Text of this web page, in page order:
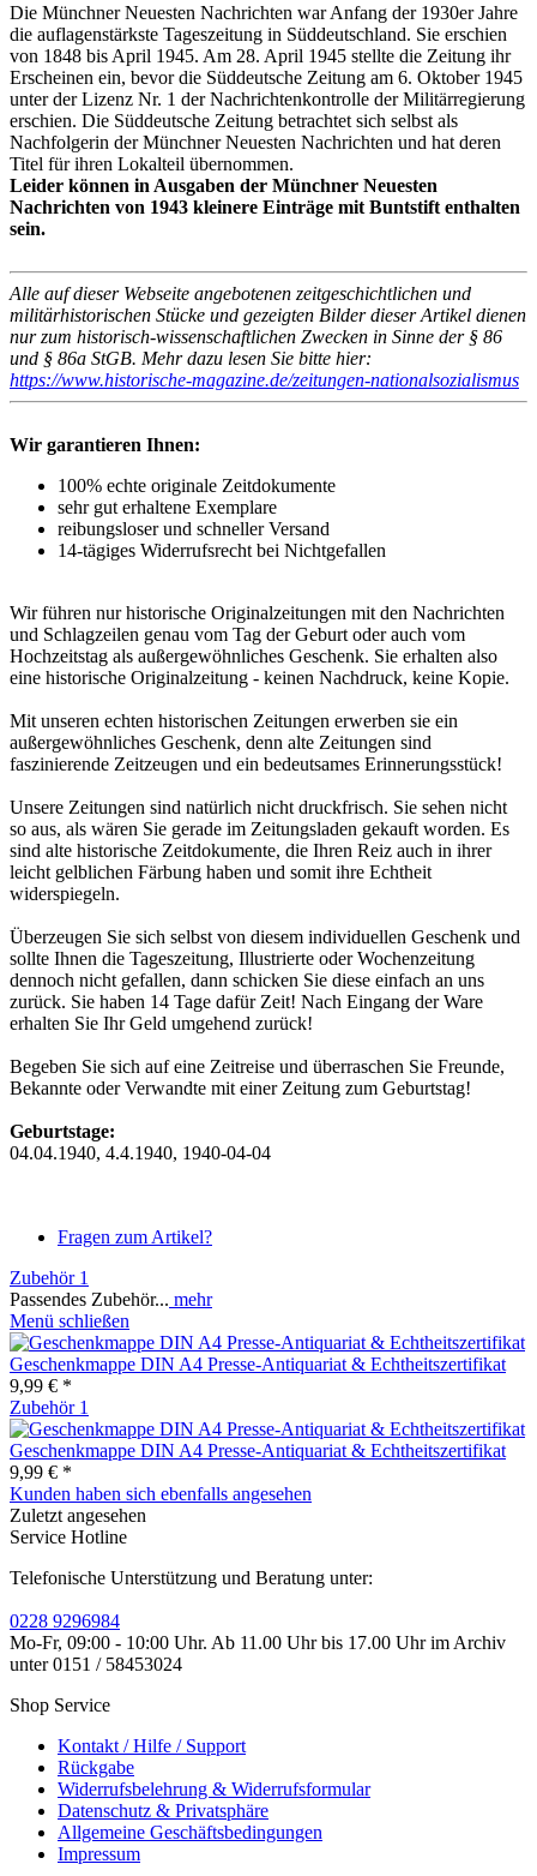
Die Münchner Neuesten Nachrichten war Anfang der 1930er Jahre
die auflagenstärkste Tageszeitung in Süddeutschland. Sie erschien
von 1848 bis April 1945. Am 28. April 1945 stellte die Zeitung ihr
Erscheinen ein, bevor die Süddeutsche Zeitung am 6. Oktober 1945
unter der Lizenz Nr. 1 der Nachrichtenkontrolle der Militärregierung
erschien. Die Süddeutsche Zeitung betrachtet sich selbst als
Nachfolgerin der Münchner Neuesten Nachrichten und hat deren
Titel für ihren Lokalteil übernommen.
Leider können in Ausgaben der Münchner Neuesten
Nachrichten von 1943 kleinere Einträge mit Buntstift enthalten
sein.
Alle auf dieser Webseite angebotenen zeitgeschichtlichen und
militärhistorischen Stücke und gezeigten Bilder dieser Artikel dienen
nur zum historisch-wissenschaftlichen Zwecken in Sinne der § 86
und § 86a StGB. Mehr dazu lesen Sie bitte hier:
https://www.historische-magazine.de/zeitungen-nationalsozialismus
Wir garantieren Ihnen:
100% echte originale Zeitdokumente
sehr gut erhaltene Exemplare
reibungsloser und schneller Versand
14-tägiges Widerrufsrecht bei Nichtgefallen
Wir führen nur historische Originalzeitungen mit den Nachrichten
und Schlagzeilen genau vom Tag der Geburt oder auch vom
Hochzeitstag als außergewöhnliches Geschenk. Sie erhalten also
eine historische Originalzeitung - keinen Nachdruck, keine Kopie.
Mit unseren echten historischen Zeitungen erwerben sie ein
außergewöhnliches Geschenk, denn alte Zeitungen sind
faszinierende Zeitzeugen und ein bedeutsames Erinnerungsstück!
Unsere Zeitungen sind natürlich nicht druckfrisch. Sie sehen nicht
so aus, als wären Sie gerade im Zeitungsladen gekauft worden. Es
sind alte historische Zeitdokumente, die Ihren Reiz auch in ihrer
leicht gelblichen Färbung haben und somit ihre Echtheit
widerspiegeln.
Überzeugen Sie sich selbst von diesem individuellen Geschenk und
sollte Ihnen die Tageszeitung, Illustrierte oder Wochenzeitung
dennoch nicht gefallen, dann schicken Sie diese einfach an uns
zurück. Sie haben 14 Tage dafür Zeit! Nach Eingang der Ware
erhalten Sie Ihr Geld umgehend zurück!
Begeben Sie sich auf eine Zeitreise und überraschen Sie Freunde,
Bekannte oder Verwandte mit einer Zeitung zum Geburtstag!
Geburtstage:
04.04.1940, 4.4.1940, 1940-04-04
Fragen zum Artikel?
Zubehör 1
Passendes Zubehör... mehr
Menü schließen
Geschenkmappe DIN A4 Presse-Antiquariat & Echtheitszertifikat
9,99 € *
Zubehör 1
Geschenkmappe DIN A4 Presse-Antiquariat & Echtheitszertifikat
9,99 € *
Kunden haben sich ebenfalls angesehen
Zuletzt angesehen
Service Hotline
Telefonische Unterstützung und Beratung unter:
0228 9296984
Mo-Fr, 09:00 - 10:00 Uhr. Ab 11.00 Uhr bis 17.00 Uhr im Archiv
unter 0151 / 58453024
Shop Service
Kontakt / Hilfe / Support
Rückgabe
Widerrufsbelehrung & Widerrufsformular
Datenschutz & Privatsphäre
Allgemeine Geschäftsbedingungen
Impressum